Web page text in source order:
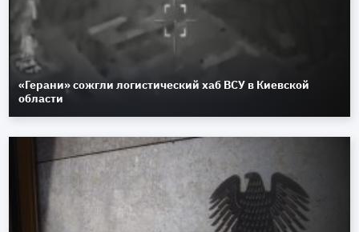
«Герани» сожгли логистический хаб ВСУ в Киевской
области